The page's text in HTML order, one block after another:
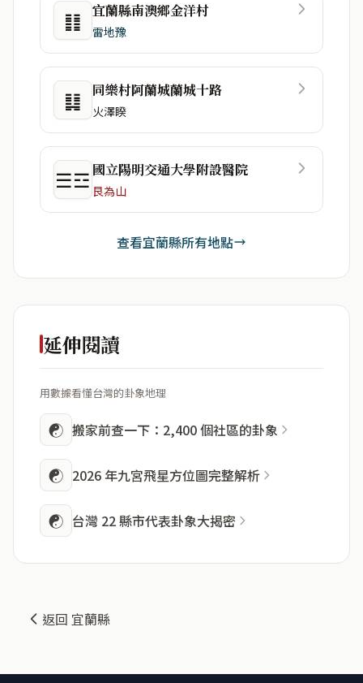
䷁ 宜蘭縣南澳鄉金洋村
雷地豫
䷆ 同樂村阿蘭城蘭城十路
火澤睽
☰☲ 國立陽明交通大學附設醫院
艮為山
查看宜蘭縣所有地點
延伸閱讀
用數據看懂台灣的卦象地理
☯ 搬家前查一下：2,400 個社區的卦象
☯ 2026 年九宮飛星方位圖完整解析
☯ 台灣 22 縣市代表卦象大揭密
返回 宜蘭縣